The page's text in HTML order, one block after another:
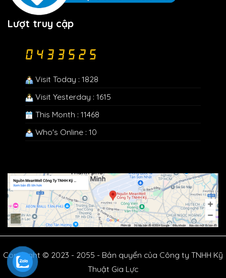
Lượt truy cập
Visit Today : 1828
Visit Yesterday : 1615
This Month : 11468
Who's Online : 10
Copyright © 2023 - 2055 - Bản quyển của Công ty TNHH Kỹ
Thuật Gia Lực